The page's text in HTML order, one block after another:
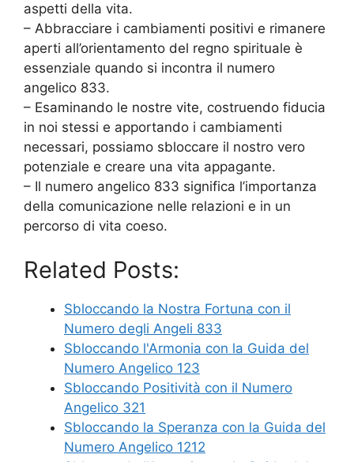
aspetti della vita.
– Abbracciare i cambiamenti positivi e rimanere
aperti all’orientamento del regno spirituale è
essenziale quando si incontra il numero
angelico 833.
– Esaminando le nostre vite, costruendo fiducia
in noi stessi e apportando i cambiamenti
necessari, possiamo sbloccare il nostro vero
potenziale e creare una vita appagante.
– Il numero angelico 833 significa l’importanza
della comunicazione nelle relazioni e in un
percorso di vita coeso.
Related Posts:
Sbloccando la Nostra Fortuna con il
Numero degli Angeli 833
Sbloccando l'Armonia con la Guida del
Numero Angelico 123
Sbloccando Positività con il Numero
Angelico 321
Sbloccando la Speranza con la Guida del
Numero Angelico 1212